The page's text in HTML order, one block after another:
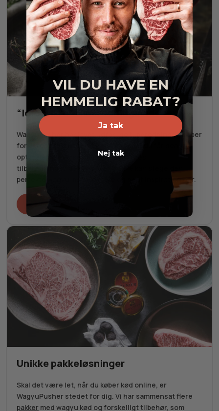
“Idiotsikre” tilberedningsvideoer
WagyuPusher har lavet udførlige tilberedningsvideoer
for vores produkter, så vi sikrer os, at du får den
optimale oplevelse ud af dit køb. Vores
tilberedningsvideoer sikrer, at alle kan stege den
perfekte wagyu-bøf! Se mere og hent inspiration her.
Unikke pakkeløsninger
Skal det være let, når du køber kød online, er
WagyuPusher stedet for dig. Vi har sammensat flere
pakker med wagyu kød og forskelligt tilbehør, som
VIL DU HAVE EN
HEMMELIG RABAT?
Ja tak
Nej tak